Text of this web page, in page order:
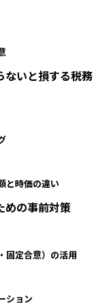
ないと損する税務
と時価の違い
めの事前対策
固定合意）の活用
ション